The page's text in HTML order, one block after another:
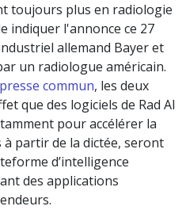
toujours plus en radiologie
indiquer l'annonce ce 27
allemand Bayer et
un radiologue américain.
commun, les deux
que des logiciels de Rad AI
pour accélérer la
partir de la dictée, seront
d’intelligence
des applications